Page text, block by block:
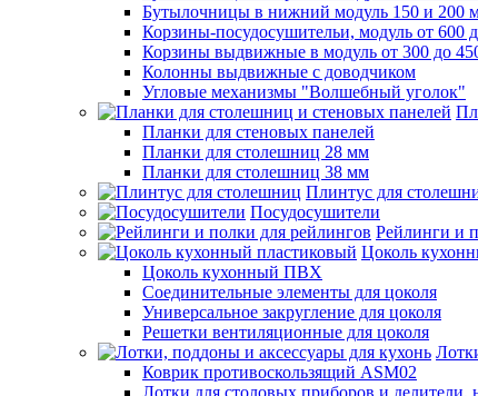
Бутылочницы в нижний модуль 150 и 200
Корзины-посудосушительи, модуль от 600
Корзины выдвижные в модуль от 300 до
Колонны выдвижные с доводчиком
Угловые механизмы "Волшебный уголок"
Планки для стеновых панелей
Планки для столешниц 28 мм
Планки для столешниц 38 мм
Плинтус для
Посудосушители
Рейлинги и
Цоколь
Цоколь кухонный ПВХ
Соединительные элементы для цоколя
Универсальное закругление для цоколя
Решетки вентиляционные для цоколя
Коврик противоскользящий ASM02
Лотки для столовых приборов и делители,